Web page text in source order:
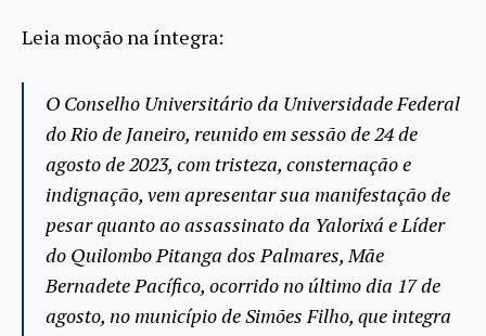
Leia moção na íntegra:
O Conselho Universitário da Universidade Federal
do Rio de Janeiro, reunido em sessão de 24 de
agosto de 2023, com tristeza, consternação e
indignação, vem apresentar sua manifestação de
pesar quanto ao assassinato da Yalorixá e Líder
do Quilombo Pitanga dos Palmares, Mãe
Bernadete Pacífico, ocorrido no último dia 17 de
agosto, no município de Simões Filho, que integra